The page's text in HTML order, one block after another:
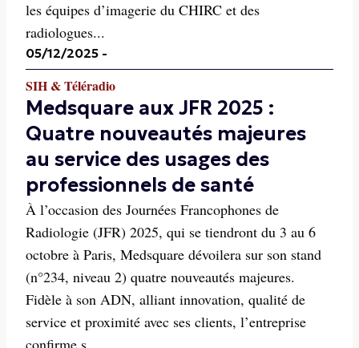
les équipes d’imagerie du CHIRC et des
radiologues...
05/12/2025 -
SIH & Téléradio
Medsquare aux JFR 2025 :
Quatre nouveautés majeures
au service des usages des
professionnels de santé
À l’occasion des Journées Francophones de
Radiologie (JFR) 2025, qui se tiendront du 3 au 6
octobre à Paris, Medsquare dévoilera sur son stand
(n°234, niveau 2) quatre nouveautés majeures.
Fidèle à son ADN, alliant innovation, qualité de
service et proximité avec ses clients, l’entreprise
confirme s...